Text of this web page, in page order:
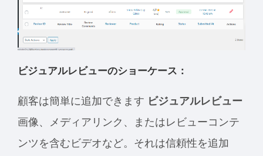
ビジュアルレビューのショーケース：
顧客は簡単に追加できます ビジュアルレビュー
画像、メディアリンク、またはレビューコンテ
ンツを含むビデオなど。それは信頼性を追加